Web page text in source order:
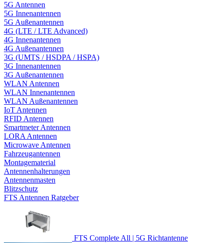
5G Antennen
5G Innenantennen
5G Außenantennen
4G (LTE / LTE Advanced)
4G Innenantennen
4G Außenantennen
3G (UMTS / HSDPA / HSPA)
3G Innenantennen
3G Außenantennen
WLAN Antennen
WLAN Innenantennen
WLAN Außenantennen
IoT Antennen
RFID Antennen
Smartmeter Antennen
LORA Antennen
Microwave Antennen
Fahrzeugantennen
Montagematerial
Antennenhalterungen
Antennenmasten
Blitzschutz
FTS Antennen Ratgeber
FTS Complete All | 5G Richtantenne